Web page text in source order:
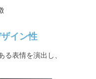
イン性
表情を演出し、